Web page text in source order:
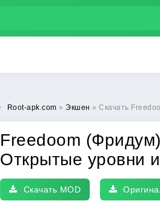
Root-apk.com » Экшен » Скачать Freedoom
Freedoom
Открытые уровни
Скачать MOD